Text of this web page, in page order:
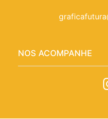
NOS ACOMPANHE